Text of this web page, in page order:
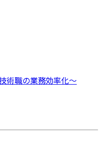
術職の業務効率化～